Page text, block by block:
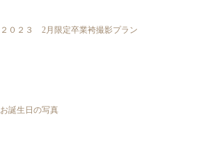
２０２３ 2月限定卒業袴撮影プラン
お誕生日の写真